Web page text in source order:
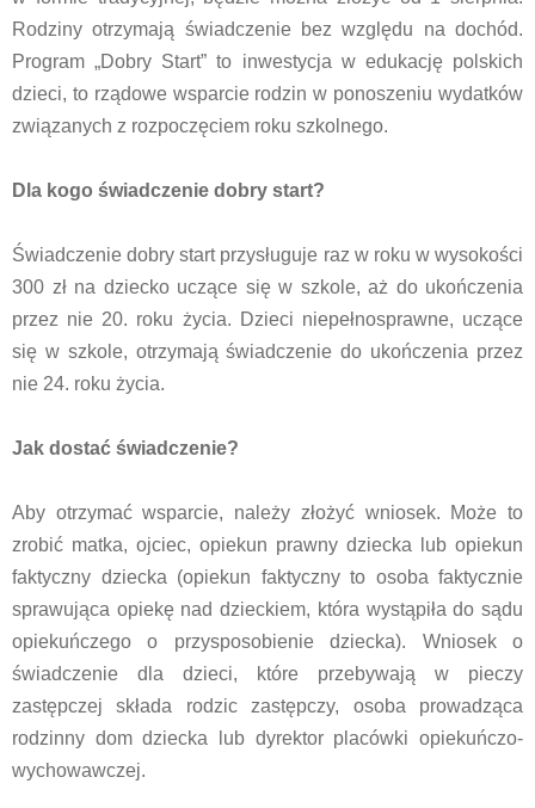
Rodziny otrzymają świadczenie bez względu na dochód.
Program „Dobry Start” to inwestycja w edukację polskich
dzieci, to rządowe wsparcie rodzin w ponoszeniu wydatków
związanych z rozpoczęciem roku szkolnego.
Dla kogo świadczenie dobry start?
Świadczenie dobry start przysługuje raz w roku w wysokości
300 zł na dziecko uczące się w szkole, aż do ukończenia
przez nie 20. roku życia. Dzieci niepełnosprawne, uczące
się w szkole, otrzymają świadczenie do ukończenia przez
nie 24. roku życia.
Jak dostać świadczenie?
Aby otrzymać wsparcie, należy złożyć wniosek. Może to
zrobić matka, ojciec, opiekun prawny dziecka lub opiekun
faktyczny dziecka (opiekun faktyczny to osoba faktycznie
sprawująca opiekę nad dzieckiem, która wystąpiła do sądu
opiekuńczego o przysposobienie dziecka). Wniosek o
świadczenie dla dzieci, które przebywają w pieczy
zastępczej składa rodzic zastępczy, osoba prowadząca
rodzinny dom dziecka lub dyrektor placówki opiekuńczo-
wychowawczej.